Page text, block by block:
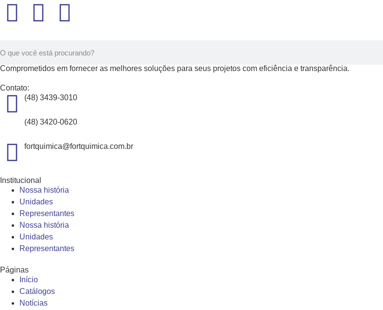
Comprometidos em fornecer as melhores soluções para seus projetos com eficiência e transparência.
Contato:
(48) 3439-3010
(48) 3420-0620
fortquimica@fortquimica.com.br
Institucional
Nossa história
Unidades
Representantes
Nossa história
Unidades
Representantes
Páginas
Início
Catálogos
Notícias